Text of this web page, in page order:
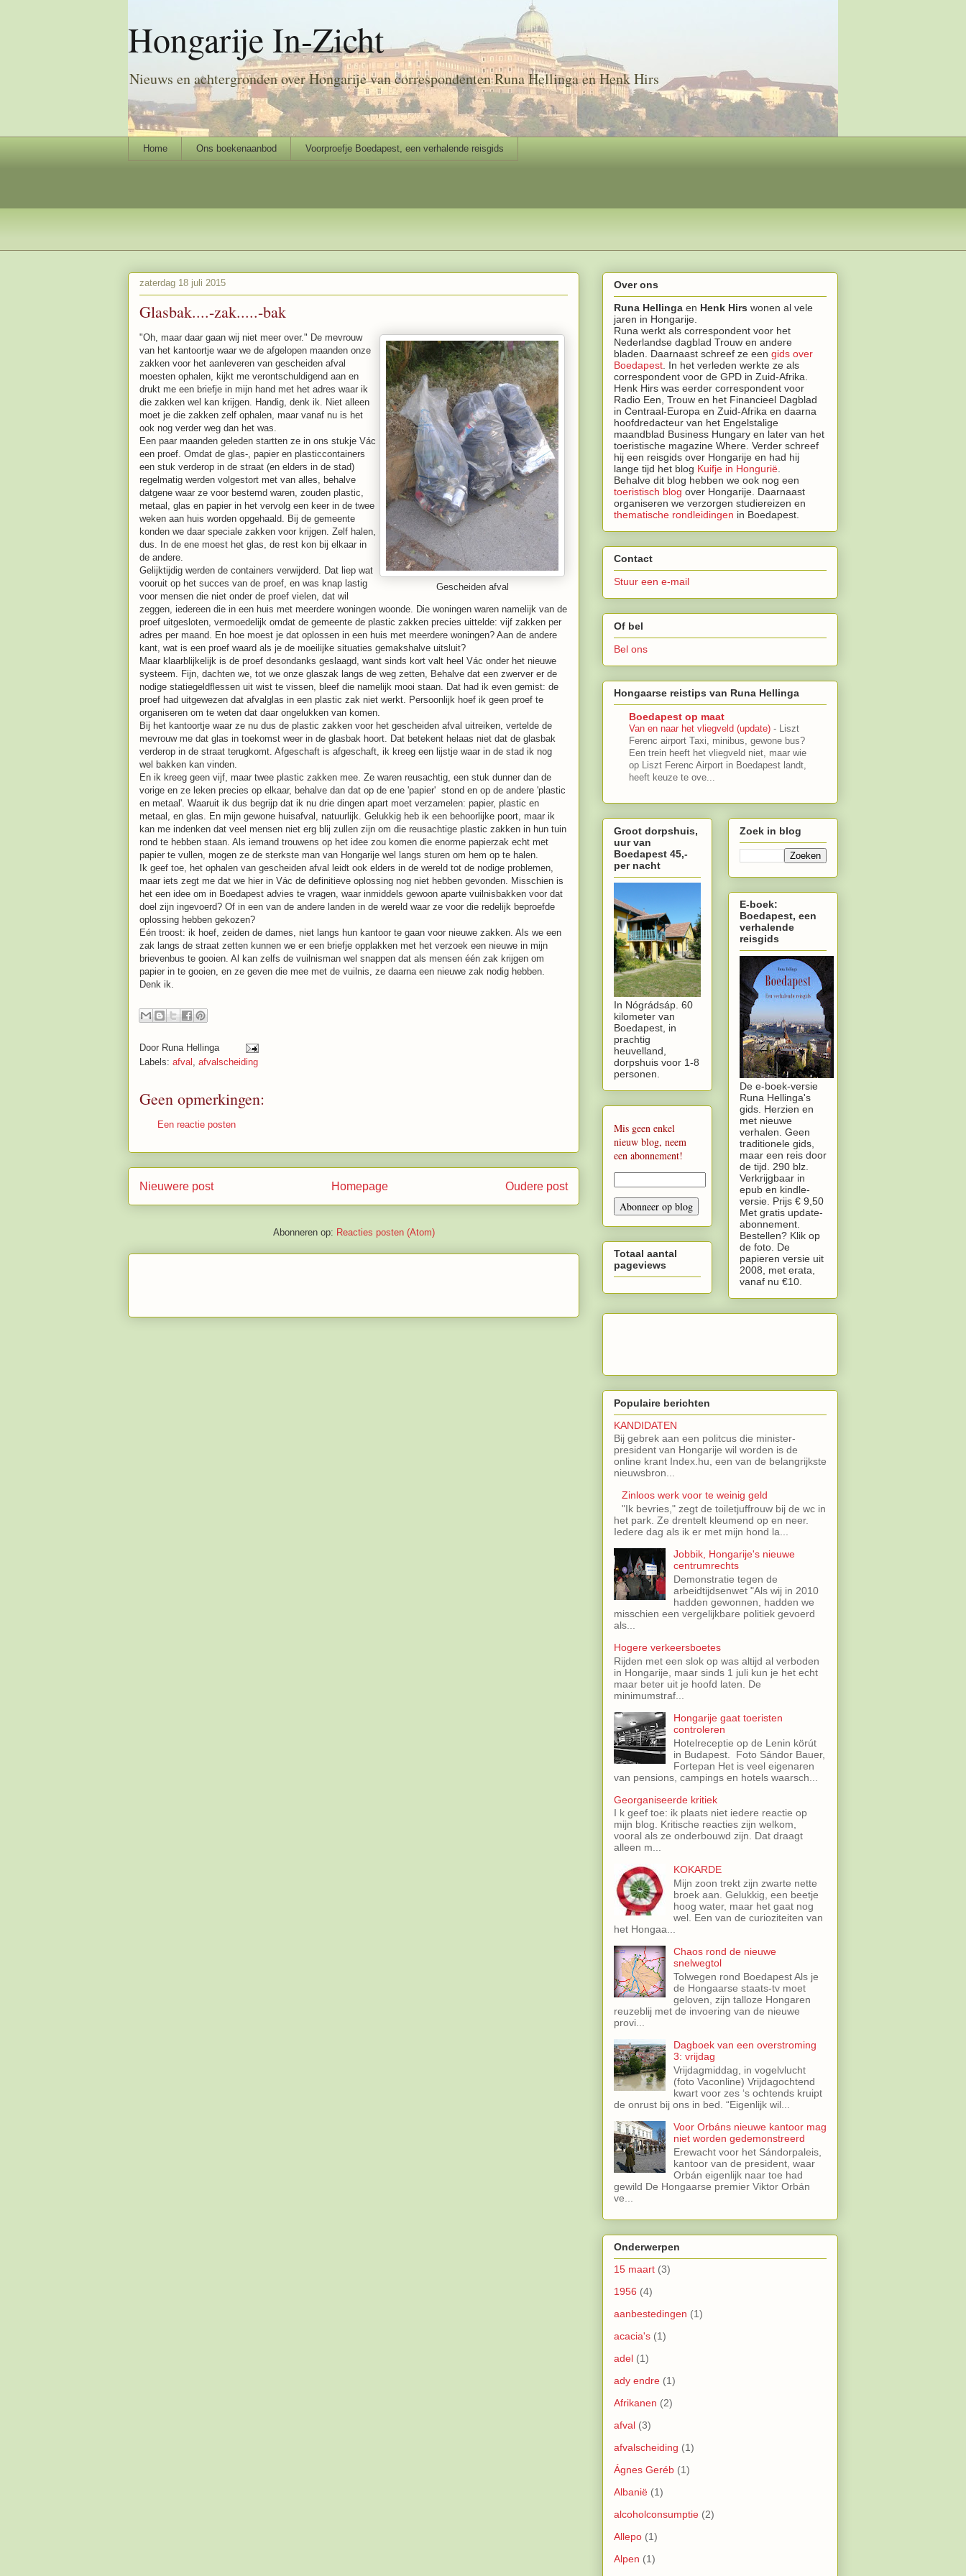
Hongarije In-Zicht
Nieuws en achtergronden over Hongarije van correspondenten Runa Hellinga en Henk Hirs
Home Ons boekenaanbod Voorproefje Boedapest, een verhalende reisgids
zaterdag 18 juli 2015
Glasbak....-zak.....-bak
Gescheiden afval
"Oh, maar daar gaan wij niet meer over." De mevrouw
van het kantoortje waar we de afgelopen maanden onze
zakken voor het aanleveren van gescheiden afval
moesten ophalen, kijkt me verontschuldigend aan en
drukt me een briefje in mijn hand met het adres waar ik
die zakken wel kan krijgen. Handig, denk ik. Niet alleen
moet je die zakken zelf ophalen, maar vanaf nu is het
ook nog verder weg dan het was.
Een paar maanden geleden startten ze in ons stukje Vác
een proef. Omdat de glas-, papier en plasticcontainers
een stuk verderop in de straat (en elders in de stad)
regelmatig werden volgestort met van alles, behalve
datgene waar ze voor bestemd waren, zouden plastic,
metaal, glas en papier in het vervolg een keer in de twee
weken aan huis worden opgehaald. Bij de gemeente
konden we daar speciale zakken voor krijgen. Zelf halen,
dus. In de ene moest het glas, de rest kon bij elkaar in
de andere.
Gelijktijdig werden de containers verwijderd. Dat liep wat
vooruit op het succes van de proef, en was knap lastig
voor mensen die niet onder de proef vielen, dat wil
zeggen, iedereen die in een huis met meerdere woningen woonde. Die woningen waren namelijk van de
proef uitgesloten, vermoedelijk omdat de gemeente de plastic zakken precies uittelde: vijf zakken per
adres per maand. En hoe moest je dat oplossen in een huis met meerdere woningen? Aan de andere
kant, wat is een proef waard als je de moeilijke situaties gemakshalve uitsluit?
Maar klaarblijkelijk is de proef desondanks geslaagd, want sinds kort valt heel Vác onder het nieuwe
systeem. Fijn, dachten we, tot we onze glaszak langs de weg zetten, Behalve dat een zwerver er de
nodige statiegeldflessen uit wist te vissen, bleef die namelijk mooi staan. Dat had ik even gemist: de
proef had uitgewezen dat afvalglas in een plastic zak niet werkt. Persoonlijk hoef ik geen proef te
organiseren om te weten dat daar ongelukken van komen.
Bij het kantoortje waar ze nu dus de plastic zakken voor het gescheiden afval uitreiken, vertelde de
mevrouw me dat glas in toekomst weer in de glasbak hoort. Dat betekent helaas niet dat de glasbak
verderop in de straat terugkomt. Afgeschaft is afgeschaft, ik kreeg een lijstje waar in de stad ik nog
wel bakken kan vinden.
En ik kreeg geen vijf, maar twee plastic zakken mee. Ze waren reusachtig, een stuk dunner dan de
vorige en ze leken precies op elkaar, behalve dan dat op de ene 'papier' stond en op de andere 'plastic
en metaal'. Waaruit ik dus begrijp dat ik nu drie dingen apart moet verzamelen: papier, plastic en
metaal, en glas. En mijn gewone huisafval, natuurlijk. Gelukkig heb ik een behoorlijke poort, maar ik
kan me indenken dat veel mensen niet erg blij zullen zijn om die reusachtige plastic zakken in hun tuin
rond te hebben staan. Als iemand trouwens op het idee zou komen die enorme papierzak echt met
papier te vullen, mogen ze de sterkste man van Hongarije wel langs sturen om hem op te halen.
Ik geef toe, het ophalen van gescheiden afval leidt ook elders in de wereld tot de nodige problemen,
maar iets zegt me dat we hier in Vác de definitieve oplossing nog niet hebben gevonden. Misschien is
het een idee om in Boedapest advies te vragen, waar inmiddels gewoon aparte vuilnisbakken voor dat
doel zijn ingevoerd? Of in een van de andere landen in de wereld waar ze voor die redelijk beproefde
oplossing hebben gekozen?
Eén troost: ik hoef, zeiden de dames, niet langs hun kantoor te gaan voor nieuwe zakken. Als we een
zak langs de straat zetten kunnen we er een briefje opplakken met het verzoek een nieuwe in mijn
brievenbus te gooien. Al kan zelfs de vuilnisman wel snappen dat als mensen één zak krijgen om
papier in te gooien, en ze geven die mee met de vuilnis, ze daarna een nieuwe zak nodig hebben.
Denk ik.
Door Runa Hellinga
Labels: afval afvalscheiding
Geen opmerkingen:
Een reactie posten
Nieuwere post Oudere post
Homepage
Abonneren op: Reacties posten (Atom)
Over ons
Runa Hellinga en Henk Hirs wonen al vele
jaren in Hongarije.
Runa werkt als correspondent voor het
Nederlandse dagblad Trouw en andere
bladen. Daarnaast schreef ze een gids over
Boedapest In het verleden werkte ze als
correspondent voor de GPD in Zuid-Afrika.
Henk Hirs was eerder correspondent voor
Radio Een, Trouw en het Financieel Dagblad
in Centraal-Europa en Zuid-Afrika en daarna
hoofdredacteur van het Engelstalige
maandblad Business Hungary en later van het
toeristische magazine Where. Verder schreef
hij een reisgids over Hongarije en had hij
lange tijd het blog Kuifje in Hongurië
Behalve dit blog hebben we ook nog een
toeristisch blog over Hongarije. Daarnaast
organiseren we verzorgen studiereizen en
thematische rondleidingen in Boedapest.
Contact
Stuur een e-mail
Of bel
Bel ons
Hongaarse reistips van Runa Hellinga
Boedapest op maat
Van en naar het vliegveld (update) - Liszt
Ferenc airport Taxi, minibus, gewone bus?
Een trein heeft het vliegveld niet, maar wie
op Liszt Ferenc Airport in Boedapest landt,
heeft keuze te ove...
Groot dorpshuis,
uur van
Boedapest 45,-
per nacht
In Nógrádsáp. 60
kilometer van
Boedapest, in
prachtig
heuvelland,
dorpshuis voor 1-8
personen.
Mis geen enkel
nieuw blog, neem
een abonnement!
Totaal aantal
pageviews
Zoek in blog
E-boek:
Boedapest, een
verhalende
reisgids
De e-boek-versie
Runa Hellinga's
gids. Herzien en
met nieuwe
verhalen. Geen
traditionele gids,
maar een reis door
de tijd. 290 blz.
Verkrijgbaar in
epub en kindle-
versie. Prijs € 9,50
Met gratis update-
abonnement.
Bestellen? Klik op
de foto. De
papieren versie uit
2008, met erata,
vanaf nu €10.
Populaire berichten
KANDIDATEN
Bij gebrek aan een politcus die minister-
president van Hongarije wil worden is de
online krant Index.hu, een van de belangrijkste
nieuwsbron...
Zinloos werk voor te weinig geld
"Ik bevries," zegt de toiletjuffrouw bij de wc in
het park. Ze drentelt kleumend op en neer.
Iedere dag als ik er met mijn hond la...
Jobbik, Hongarije's nieuwe
centrumrechts
Demonstratie tegen de
arbeidtijdsenwet "Als wij in 2010
hadden gewonnen, hadden we
misschien een vergelijkbare politiek gevoerd
als...
Hogere verkeersboetes
Rijden met een slok op was altijd al verboden
in Hongarije, maar sinds 1 juli kun je het echt
maar beter uit je hoofd laten. De
minimumstraf...
Hongarije gaat toeristen
controleren
Hotelreceptie op de Lenin körút
in Budapest. Foto Sándor Bauer,
Fortepan Het is veel eigenaren
van pensions, campings en hotels waarsch...
Georganiseerde kritiek
I k geef toe: ik plaats niet iedere reactie op
mijn blog. Kritische reacties zijn welkom,
vooral als ze onderbouwd zijn. Dat draagt
alleen m...
KOKARDE
Mijn zoon trekt zijn zwarte nette
broek aan. Gelukkig, een beetje
hoog water, maar het gaat nog
wel. Een van de curioziteiten van
het Hongaa...
Chaos rond de nieuwe
snelwegtol
Tolwegen rond Boedapest Als je
de Hongaarse staats-tv moet
geloven, zijn talloze Hongaren
reuzeblij met de invoering van de nieuwe
provi...
Dagboek van een overstroming
3: vrijdag
Vrijdagmiddag, in vogelvlucht
(foto Vaconline) Vrijdagochtend
kwart voor zes ‘s ochtends kruipt
de onrust bij ons in bed. “Eigenlijk wil...
Voor Orbáns nieuwe kantoor mag
niet worden gedemonstreerd
Erewacht voor het Sándorpaleis,
kantoor van de president, waar
Orbán eigenlijk naar toe had
gewild De Hongaarse premier Viktor Orbán
ve...
Onderwerpen
15 maart (3)
1956 (4)
aanbestedingen (1)
acacia's (1)
adel (1)
ady endre (1)
Afrikanen (2)
afval (3)
afvalscheiding (1)
Ágnes Geréb (1)
Albanië (1)
alcoholconsumptie (2)
Allepo (1)
Alpen (1)